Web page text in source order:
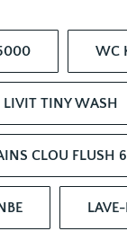
WC
LIVIT TINY WASH
CLOU FLUSH 6